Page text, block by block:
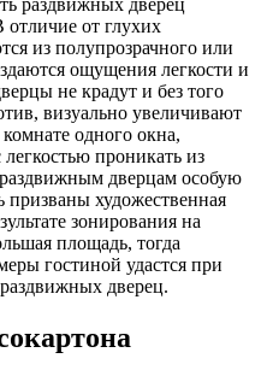
отличие от глухих
из полупрозрачного или
ощущения легкости и
не крадут и без того
визуально увеличивают
одного окна,
легкостью проникать из
дверцам особую
призваны художественная
зонирования на
площадь, тогда
гостиной удастся при
дверец.